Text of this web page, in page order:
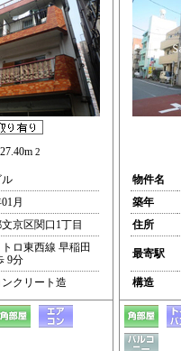
2
月
京区関口1丁目
ロ東西線 早稲田
9分
クリート造
物件名
築年
住所
最寄駅
構造